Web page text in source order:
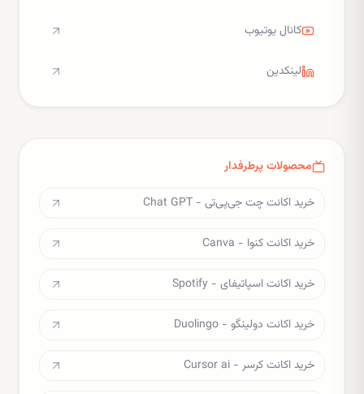
کانال یوتیوب
لینکدین
محصولات پرطرفدار
خرید اکانت چت جی‌پی‌تی - Chat GPT
خرید اکانت کنوا - Canva
خرید اکانت اسپاتیفای - Spotify
خرید اکانت دولینگو - Duolingo
خرید اکانت کرسر - Cursor ai